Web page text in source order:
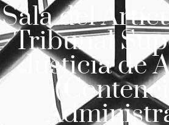
Sala del
Tribunal
Justicia de